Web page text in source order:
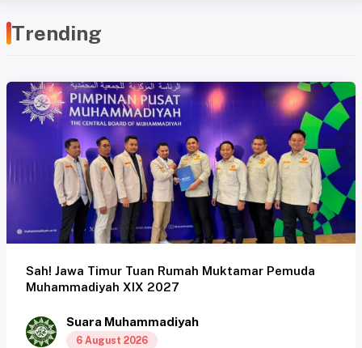
Trending
Sah! Jawa Timur Tuan Rumah Muktamar Pemuda
Muhammadiyah XIX 2027
Suara Muhammadiyah
6 August 2026